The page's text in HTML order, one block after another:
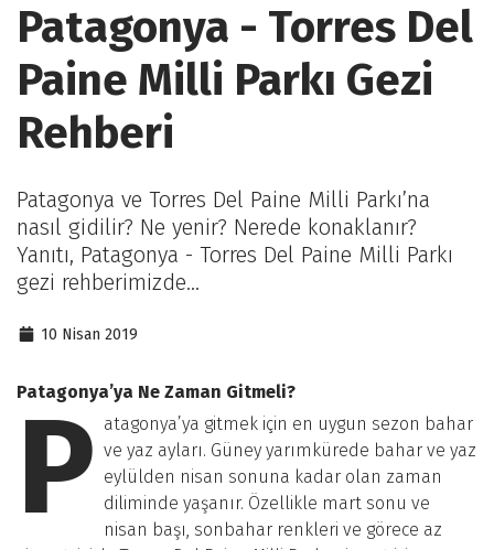
Patagonya - Torres Del
Paine Milli Parkı Gezi
Rehberi
Patagonya ve Torres Del Paine Milli Parkı’na
nasıl gidilir? Ne yenir? Nerede konaklanır?
Yanıtı, Patagonya - Torres Del Paine Milli Parkı
gezi rehberimizde...
10 Nisan 2019
Patagonya’ya Ne Zaman Gitmeli?
P atagonya’ya gitmek için en uygun sezon bahar
ve yaz ayları. Güney yarımkürede bahar ve yaz
eylülden nisan sonuna kadar olan zaman
diliminde yaşanır. Özellikle mart sonu ve
nisan başı, sonbahar renkleri ve görece az